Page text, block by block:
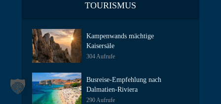
TOURISMUS
Kampenwands mächtige
Kaisersäle
304 Aufrufe
Busreise-Empfehlung nach
Dalmatien-Riviera
290 Aufrufe